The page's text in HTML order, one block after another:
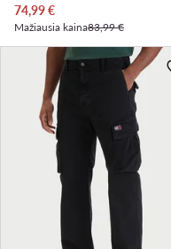
Dabartinė kaina
74,99€
Mažiausia kaina83,99 €